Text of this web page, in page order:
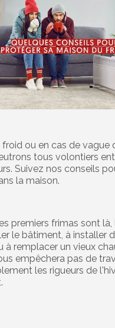
froid ou en cas de vague
tous volontiers
Suivez nos conseils
la maison.
premiers frimas sont là,
le bâtiment, à installer
à remplacer un vieux
empêchera pas de
les rigueurs de